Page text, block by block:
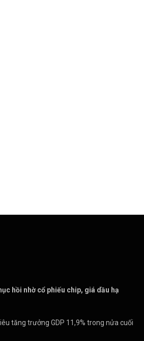
hồi nhờ cổ phiếu chip, giá dầu hạ
tăng trưởng GDP 11,9% trong nửa cuối